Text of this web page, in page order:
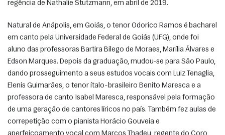
regência de Nathalie Stutzmann, em abril de 2019.
Natural de Anápolis, em Goiás, o tenor Odorico Ramos é bacharel
em canto pela Universidade Federal de Goiás (UFG), onde foi
aluno das professoras Bartira Bilego de Moraes, Marília Álvares e
Edson Marques. Depois da graduação, mudou-se para São Paulo,
dando prosseguimento a seus estudos vocais com Luiz Tenaglia,
Elenis Guimarães, o tenor ítalo-brasileiro Benito Maresca e a
professora de canto Isabel Maresca, responsável pela formação
de uma geração de cantores líricos no país. Também fez aulas de
correpetição com o pianista Horácio Gouveia e